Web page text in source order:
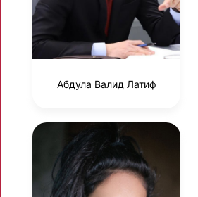
Абдула Валид Латиф